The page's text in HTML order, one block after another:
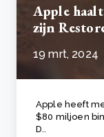
Apple
zijn
19 mrt, 2024
Apple heeft
$80 miljoen
D..